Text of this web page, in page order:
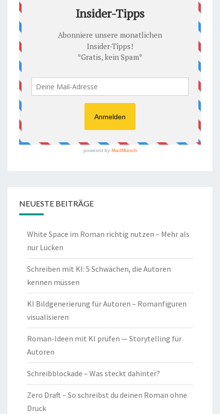
NEUESTE BEITRÄGE
White Space im Roman richtig nutzen – Mehr als
nur Lücken
Schreiben mit KI: 5 Schwächen, die Autoren
kennen müssen
KI Bildgenerierung für Autoren – Romanfiguren
visualisieren
Roman-Ideen mit KI prüfen — Storytelling für
Autoren
Schreibblockade – Was steckt dahinter?
Zero Draft – So schreibst du deinen Roman ohne
Druck